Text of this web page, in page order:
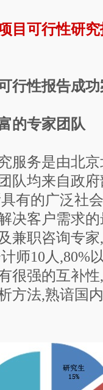
目可行性研
性报告成功
专家团队
务是由北京
队均来自政
有的广泛社
决客户需求
兼职咨询专
师10人,80%
很强的互补
方法,熟谙国